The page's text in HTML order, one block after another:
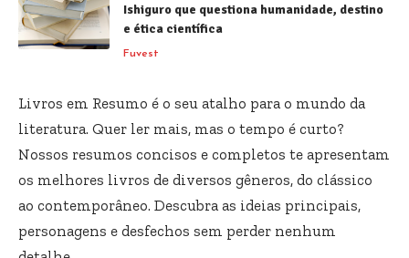
Ishiguro que questiona humanidade, destino
e ética científica
Fuvest
Livros em Resumo é o seu atalho para o mundo da
literatura. Quer ler mais, mas o tempo é curto?
Nossos resumos concisos e completos te apresentam
os melhores livros de diversos gêneros, do clássico
ao contemporâneo. Descubra as ideias principais,
personagens e desfechos sem perder nenhum